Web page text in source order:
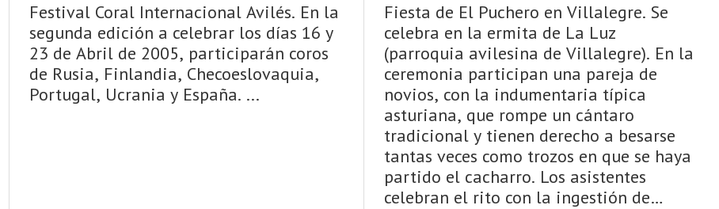
Festival Coral Internacional Avilés. En la
segunda edición a celebrar los días 16 y
23 de Abril de 2005, participarán coros
de Rusia, Finlandia, Checoeslovaquia,
Portugal, Ucrania y España. ...
Fiesta de El Puchero en Villalegre. Se
celebra en la ermita de La Luz
(parroquia avilesina de Villalegre). En la
ceremonia participan una pareja de
novios, con la indumentaria típica
asturiana, que rompe un cántaro
tradicional y tienen derecho a besarse
tantas veces como trozos en que se haya
partido el cacharro. Los asistentes
celebran el rito con la ingestión de